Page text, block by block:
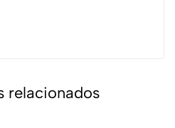
relacionados